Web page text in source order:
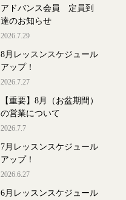
アドバンス会員 定員到
達のお知らせ
2026.7.29
8月レッスンスケジュール
アップ！
2026.7.27
【重要】8月（お盆期間）
の営業について
2026.7.7
7月レッスンスケジュール
アップ！
2026.6.27
6月レッスンスケジュール